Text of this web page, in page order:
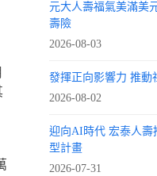
元大人壽福氣美滿美
壽險
2026-08-03
發揮正向影響力 推動
2026-08-02
迎向AI時代 宏泰人壽
型計畫
2026-07-31